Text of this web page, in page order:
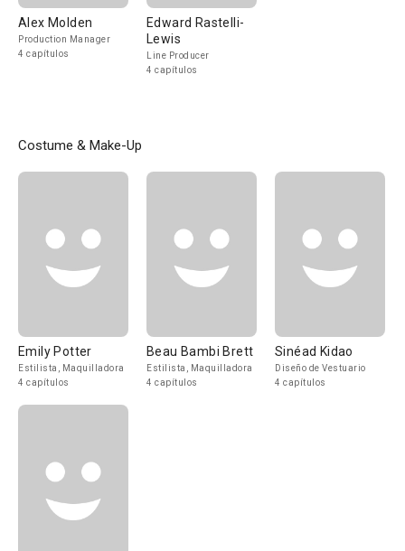
Alex Molden
Production Manager
4 capítulos
Edward Rastelli-
Lewis
Line Producer
4 capítulos
Costume & Make-Up
Emily Potter
Estilista, Maquilladora
4 capítulos
Beau Bambi Brett
Estilista, Maquilladora
4 capítulos
Sinéad Kidao
Diseño de Vestuario
4 capítulos